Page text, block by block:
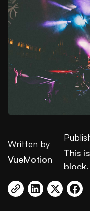
Written by
VueMotion
This
block.